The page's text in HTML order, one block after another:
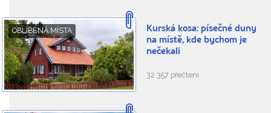
OBLÍBENÁ MÍSTA
Kurská kosa: písečné duny
na místě, kde bychom je
nečekali
32.357 přečtení